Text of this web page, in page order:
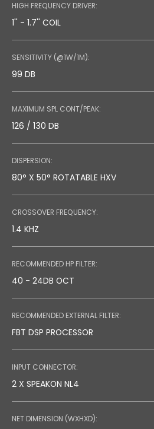
HIGH FREQUENCY DRIVER:
1'' - 1.7'' COIL
SENSITIVITY (@1W/1M):
99 DB
MAXIMUM SPL CONT/PEAK:
126 / 130 DB
DISPERSION:
80° X 50° ROTATABLE HXV
CROSSOVER FREQUENCY:
1.4 KHZ
RECOMMENDED HP FILTER:
40 - 24DB OCT
RECOMMENDED EXTERNAL FILTER:
FBT DSP PROCESSOR
INPUT CONNECTOR:
2 X SPEAKON NL4
NET DIMENSION (WXHXD):